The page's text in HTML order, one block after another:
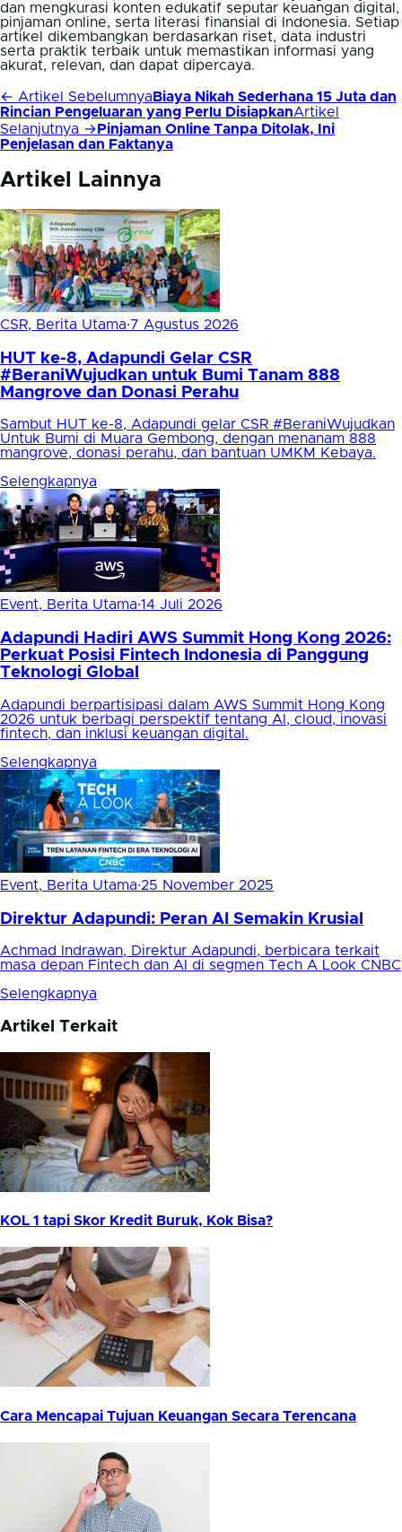
dan mengkurasi konten edukatif seputar keuangan digital,
pinjaman online, serta literasi finansial di Indonesia. Setiap
artikel dikembangkan berdasarkan riset, data industri
serta praktik terbaik untuk memastikan informasi yang
akurat, relevan, dan dapat dipercaya.
← Artikel Sebelumnya Biaya Nikah Sederhana 15 Juta dan
Rincian Pengeluaran yang Perlu DisiapkanArtikel
Selanjutnya → Pinjaman Online Tanpa Ditolak, Ini
Penjelasan dan Faktanya
Artikel Lainnya
CSR, Berita Utama·7 Agustus 2026
HUT ke-8, Adapundi Gelar CSR
#BeraniWujudkan untuk Bumi Tanam 888
Mangrove dan Donasi Perahu
Sambut HUT ke-8, Adapundi gelar CSR #BeraniWujudkan
Untuk Bumi di Muara Gembong, dengan menanam 888
mangrove, donasi perahu, dan bantuan UMKM Kebaya.
Selengkapnya
Event, Berita Utama·14 Juli 2026
Adapundi Hadiri AWS Summit Hong Kong 2026:
Perkuat Posisi Fintech Indonesia di Panggung
Teknologi Global
Adapundi berpartisipasi dalam AWS Summit Hong Kong
2026 untuk berbagi perspektif tentang AI, cloud, inovasi
fintech, dan inklusi keuangan digital.
Selengkapnya
Event, Berita Utama·25 November 2025
Direktur Adapundi: Peran AI Semakin Krusial
Achmad Indrawan, Direktur Adapundi, berbicara terkait
masa depan Fintech dan AI di segmen Tech A Look CNBC
Selengkapnya
Artikel Terkait
KOL 1 tapi Skor Kredit Buruk, Kok Bisa?
Cara Mencapai Tujuan Keuangan Secara Terencana